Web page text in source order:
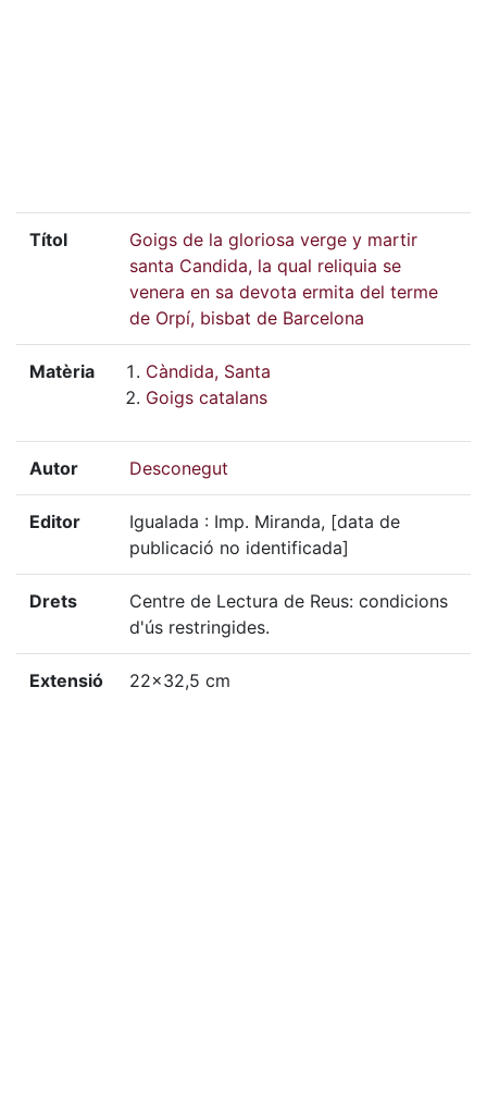
Títol
Goigs de la gloriosa verge y martir
santa Candida, la qual reliquia se
venera en sa devota ermita del terme
de Orpí, bisbat de Barcelona
Matèria
Càndida, Santa
Goigs catalans
Autor Desconegut
Editor
Igualada : Imp. Miranda, [data de
publicació no identificada]
Drets
Centre de Lectura de Reus: condicions
d'ús restringides.
Extensió 22x32,5 cm